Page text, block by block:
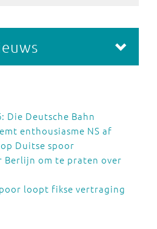
Die Deutsche Bahn
enthousiasme NS af
Duitse spoor
Berlijn om te praten over
loopt fikse vertraging